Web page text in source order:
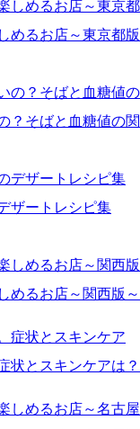
めるお店～東京都版
？そばと血糖値の関
ザートレシピ集
めるお店～関西版～
状とスキンケアは？